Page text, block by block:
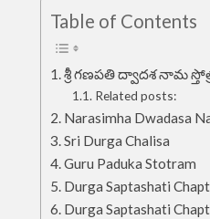
Table of Contents
శ్రీ గణపతి ద్వాదశ నామ
Related posts:
Narasimha Dwadasa
Sri Durga Chalisa
Guru Paduka Stotram
Durga Saptashati
Durga Saptashati